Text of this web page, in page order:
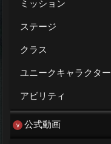
ミッション
ステージ
クラス
ユニークキャラクター
アビリティ
公式動画